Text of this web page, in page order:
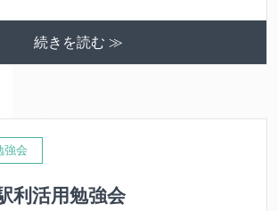
続きを読む ≫
強会
利活用勉強会